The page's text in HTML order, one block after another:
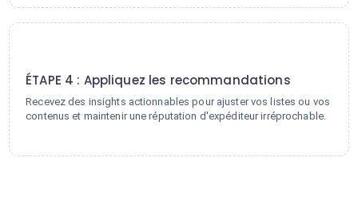
ÉTAPE 4 : Appliquez les recommandations
Recevez des insights actionnables pour ajuster vos listes ou vos
contenus et maintenir une réputation d'expéditeur irréprochable.